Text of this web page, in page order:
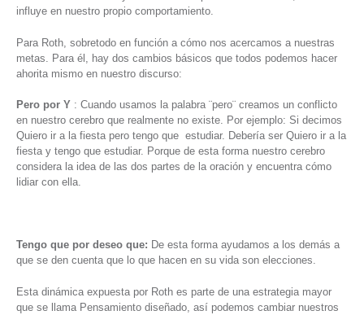
influye en nuestro propio comportamiento.
Para Roth, sobretodo en función a cómo nos acercamos a nuestras
metas. Para él, hay dos cambios básicos que todos podemos hacer
ahorita mismo en nuestro discurso:
Pero por Y : Cuando usamos la palabra ¨pero¨ creamos un conflicto
en nuestro cerebro que realmente no existe. Por ejemplo: Si decimos
Quiero ir a la fiesta pero tengo que estudiar. Debería ser Quiero ir a la
fiesta y tengo que estudiar. Porque de esta forma nuestro cerebro
considera la idea de las dos partes de la oración y encuentra cómo
lidiar con ella.
Tengo que por deseo que: De esta forma ayudamos a los demás a
que se den cuenta que lo que hacen en su vida son elecciones.
Esta dinámica expuesta por Roth es parte de una estrategia mayor
que se llama Pensamiento diseñado, así podemos cambiar nuestros